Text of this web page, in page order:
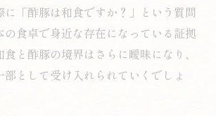
に「酢豚は和食ですか？」という質問
の食卓で身近な存在になっている証拠
と酢豚の境界はさらに曖昧になり、
部として受け入れられていくでしょ